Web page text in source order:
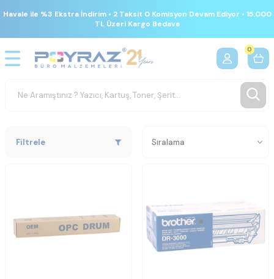
Havale ile %3 Ekstra İndirim • 2 Taksit 0 Komisyon Devam Ediyor • 15.000
TL Üzeri Kargo Bedava
0
Filtrele